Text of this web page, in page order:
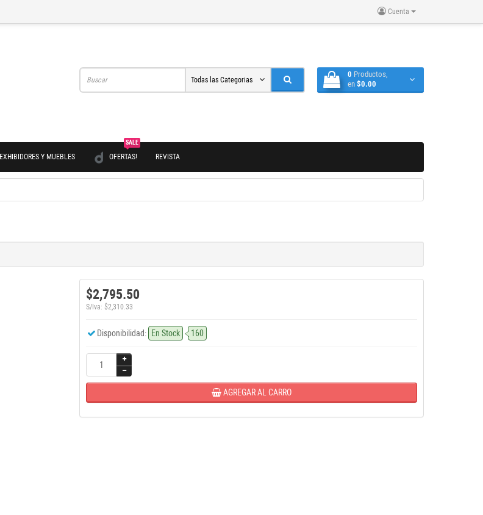
Cuenta
0 Productos,
en $0.00
Todas las Categorias
EXHIBIDORES Y MUEBLES
SALE
OFERTAS! REVISTA
$2,795.50
S/Iva: $2,310.33
Disponibilidad: En Stock 160
AGREGAR AL CARRO